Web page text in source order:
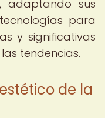
adaptando sus
para
y significativas
tendencias.
de la